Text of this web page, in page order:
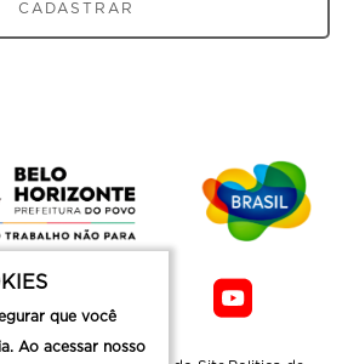
CADASTRAR
que você
Ao acessar nosso